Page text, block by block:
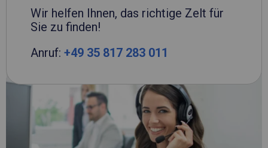
Wir helfen Ihnen, das richtige Zelt für
Sie zu finden!
Anruf: +49 35 817 283 011